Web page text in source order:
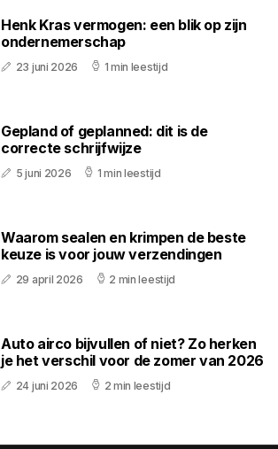
Henk Kras vermogen: een blik op zijn
ondernemerschap
23 juni 2026 1 min leestijd
Gepland of geplanned: dit is de
correcte schrijfwijze
5 juni 2026 1 min leestijd
Waarom sealen en krimpen de beste
keuze is voor jouw verzendingen
29 april 2026 2 min leestijd
Auto airco bijvullen of niet? Zo herken
je het verschil voor de zomer van 2026
24 juni 2026 2 min leestijd